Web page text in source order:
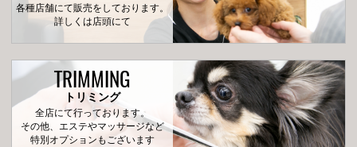
各種店舗にて販売をしております。
詳しくは店頭にて
TRIMMING
トリミング
全店にて行っております。
その他、エステやマッサージなど
特別オプションもございます